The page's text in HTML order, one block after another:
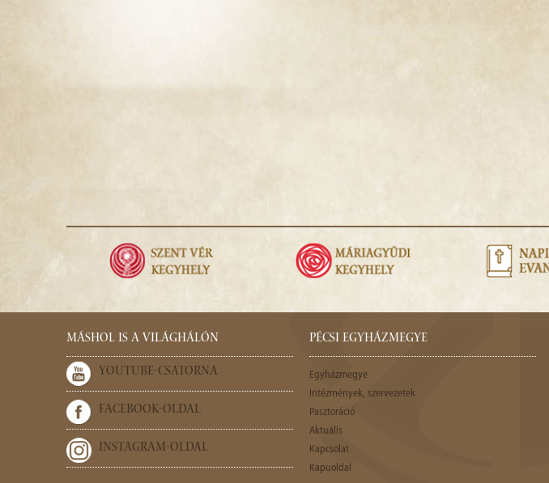
MÁSHOL IS A VILÁGHÁLÓN
YOUTUBE-CSATORNA
FACEBOOK-OLDAL
INSTAGRAM-OLDAL
PÉCSI EGYHÁZMEGYE
Egyházmegye
Intézmények, szervezetek
Pasztoráció
Aktuális
Kapcsolat
Kapuoldal